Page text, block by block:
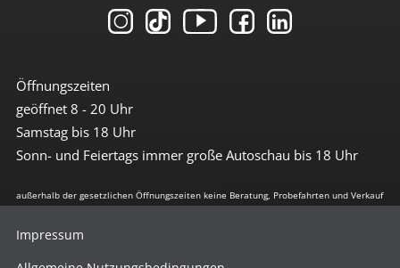
Öffnungszeiten
geöffnet 8 - 20 Uhr
Samstag bis 18 Uhr
Sonn- und Feiertags immer große Autoschau bis 18 Uhr
außerhalb der gesetzlichen Öffnungszeiten keine Beratung, Probefahrten und Verkauf
Impressum